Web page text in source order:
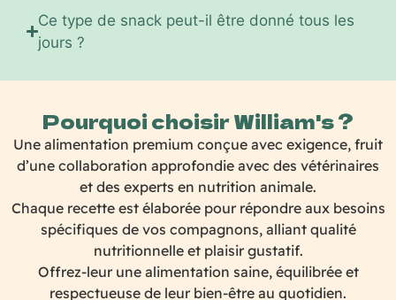
Ce type de snack peut-il être donné tous les
jours ?
Pourquoi choisir William's ?
Une alimentation premium conçue avec exigence, fruit
d’une collaboration approfondie avec des vétérinaires
et des experts en nutrition animale.
Chaque recette est élaborée pour répondre aux besoins
spécifiques de vos compagnons, alliant qualité
nutritionnelle et plaisir gustatif.
Offrez-leur une alimentation saine, équilibrée et
respectueuse de leur bien-être au quotidien.